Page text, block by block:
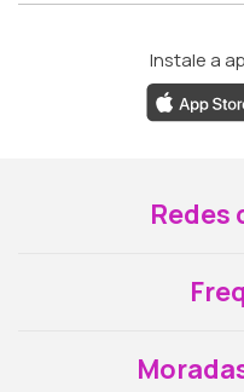
Instale a
Redes